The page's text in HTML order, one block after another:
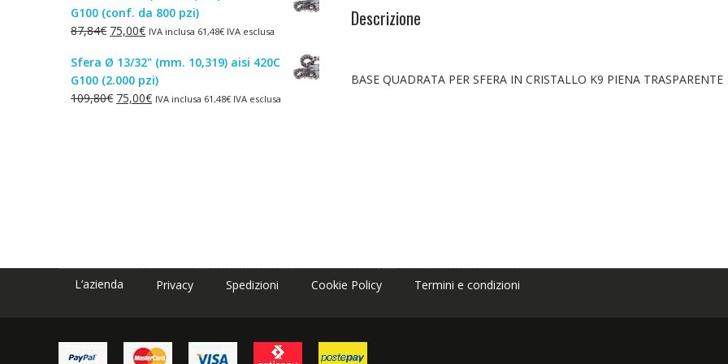
Descrizione
BASE QUADRATA PER SFERA IN CRISTALLO K9 PIENA TRASPARENTE
era:
1,50€.
è:
1,00€.
G100 (conf. da 800 pzi)
87,84€ Il
originale
era:
87,84€.
75,00€Il
attuale
è:
75,00€.
IVA inclusa 61,48€ IVA esclusa
Sfera Ø 13/32" (mm. 10,319) aisi 420C
G100 (2.000 pzi)
109,80€ Il
75,00€IlIVA inclusa 61,48€ IVA esclusa
L’azienda Privacy Spedizioni Cookie Policy Termini e condizioni